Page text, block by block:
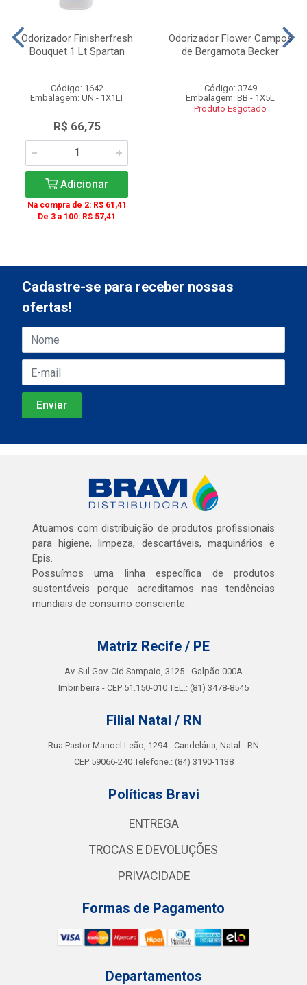
Odorizador Finisherfresh
Bouquet 1 Lt Spartan
Código: 1642
Embalagem: UN - 1X1LT
R$ 66,75
Adicionar
Na compra de 2: R$ 61,41
De 3 a 100: R$ 57,41
Odorizador Flower Campos
de Bergamota Becker
Código: 3749
Embalagem: BB - 1X5L
Produto Esgotado
Cadastre-se para receber nossas
ofertas!
Atuamos com distribuição de produtos profissionais
para higiene, limpeza, descartáveis, maquinários e
Epis.
Possuímos uma linha específica de produtos
sustentáveis porque acreditamos nas tendências
mundiais de consumo consciente.
Matriz Recife / PE
Av. Sul Gov. Cid Sampaio, 3125 - Galpão 000A
Imbiribeira - CEP 51.150-010 TEL.: (81) 3478-8545
Filial Natal / RN
Rua Pastor Manoel Leão, 1294 - Candelária, Natal - RN
CEP 59066-240 Telefone.: (84) 3190-1138
Políticas Bravi
ENTREGA
TROCAS E DEVOLUÇÕES
PRIVACIDADE
Formas de Pagamento
Departamentos